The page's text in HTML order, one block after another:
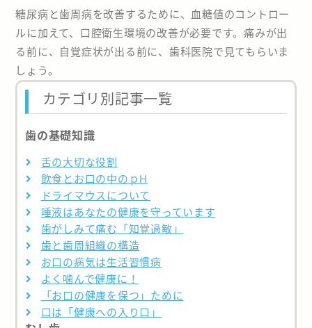
糖尿病と歯周病を改善するために、血糖値のコントロー
ルに加えて、口腔衛生環境の改善が必要です。痛みが出
る前に、自覚症状が出る前に、歯科医院で見てもらいま
しょう。
カテゴリ別記事一覧
歯の基礎知識
舌の大切な役割
飲食とお口の中のｐH
ドライマウスについて
唾液はあなたの健康を守っています
歯がしみて痛む「知覚過敏」
歯と歯周組織の構造
お口の病気は生活習慣病
よく噛んで健康に！
「お口の健康を保つ」ために
口は「健康への入り口」